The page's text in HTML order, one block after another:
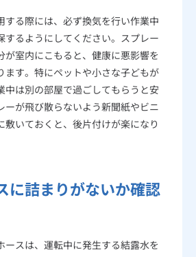
する際には、必ず換気を行い作業中
するようにしてください。スプレー
が室内にこもると、健康に悪影響を
ます。特にペットや小さな子どもが
中は別の部屋で過ごしてもらうと安
ーが飛び散らないよう新聞紙やビニ
敷いておくと、後片付けが楽になり
に詰まりがないか確認
ースは、運転中に発生する結露水を